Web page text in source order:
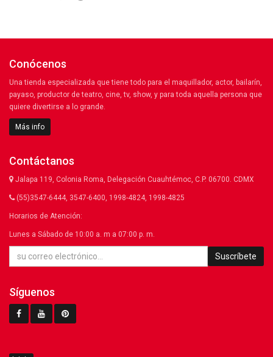
Conócenos
Una tienda especializada que tiene todo para el maquillador, actor, bailarín,
payaso, productor de teatro, cine, tv, show, y para toda aquella persona que
quiere divertirse a lo grande.
Más info
Contáctanos
Jalapa 119, Colonia Roma, Delegación Cuauhtémoc, C.P. 06700. CDMX
(55)3547-6444, 3547-6400, 1998-4824, 1998-4825
Horarios de Atención:
Lunes a Sábado de 10:00 a. m a 07:00 p. m.
Suscríbete
Síguenos